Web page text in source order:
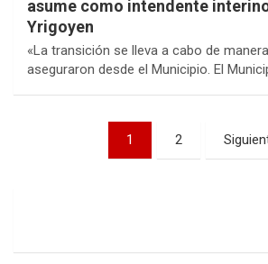
asume como intendente
Yrigoyen
«La transición se lleva a cabo de
aseguraron desde el Municipio. El
1 2